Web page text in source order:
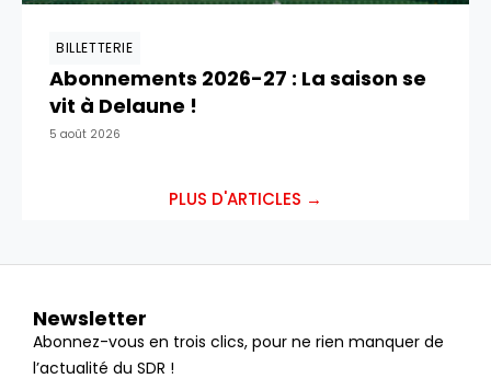
BILLETTERIE
Abonnements 2026-27 : La saison se
vit à Delaune !
5 août 2026
PLUS D'ARTICLES →
Newsletter
Abonnez-vous en trois clics, pour ne rien manquer de
l’actualité du SDR !